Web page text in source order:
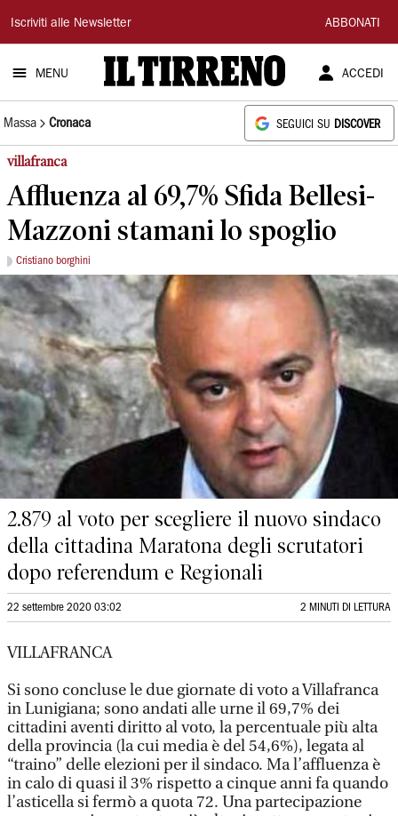
Il
Tirreno
Iscriviti alle Newsletter ABBONATI
MENU ACCEDI
Massa Cronaca SEGUICI SU DISCOVER
villafranca
Affluenza al 69,7% Sfida Bellesi-
Mazzoni stamani lo spoglio
Cristiano borghini
2.879 al voto per scegliere il nuovo sindaco
della cittadina Maratona degli scrutatori
dopo referendum e Regionali
22 settembre 2020 03:02 2 MINUTI DI LETTURA
VILLAFRANCA
Si sono concluse le due giornate di voto a Villafranca
in Lunigiana; sono andati alle urne il 69,7% dei
cittadini aventi diritto al voto, la percentuale più alta
della provincia (la cui media è del 54,6%), legata al
“traino” delle elezioni per il sindaco. Ma l’affluenza è
in calo di quasi il 3% rispetto a cinque anni fa quando
l’asticella si fermò a quota 72. Una partecipazione